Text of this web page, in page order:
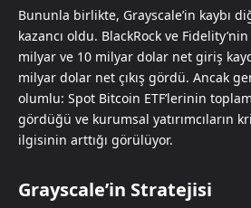
Bununla birlikte, Grayscale’in kaybı
kazancı oldu. BlackRock ve
milyar ve 10 milyar dolar net giriş
milyar dolar net çıkış gördü. Ancak
olumlu: Spot Bitcoin ETF’lerinin
gördüğü ve kurumsal yatırımcıların
ilgisinin arttığı görülüyor.
Grayscale’in Stratejisi